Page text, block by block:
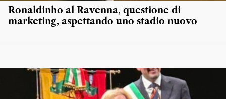
Ronaldinho al Ravenna, questione di
marketing, aspettando uno stadio nuovo